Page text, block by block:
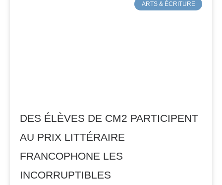
ARTS & ÉCRITURE
DES ÉLÈVES DE CM2 PARTICIPENT
AU PRIX LITTÉRAIRE
FRANCOPHONE LES
INCORRUPTIBLES